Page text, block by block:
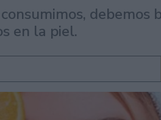
debemos
en la piel.